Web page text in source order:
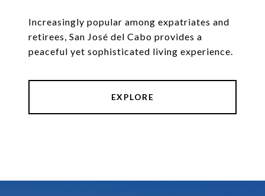
Increasingly popular among expatriates and
retirees, San José del Cabo provides a
peaceful yet sophisticated living experience.
EXPLORE